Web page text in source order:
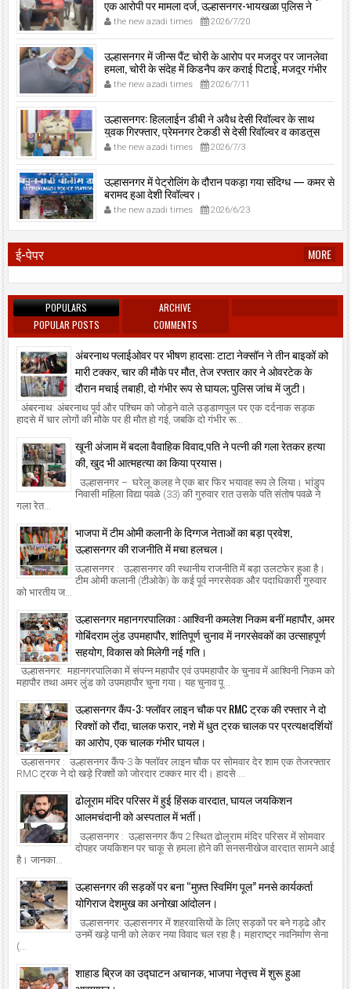
एक आरोपी पर मामला दर्ज, उल्हासनगर-भायखळा पुलिस ने
घरफोड़ियों के संबंध में एक आरोपी से महत्वपूर्ण पूछताछ के बाद
आरोपी के साथी के ठिकाने से 10,90,261 रुपये मूल्य के सोने के
आभूषण बरामद किए।
the new azadi times 2026/7/20
उल्हासनगर में जीन्स पैंट चोरी के आरोप पर मजदूर पर जानलेवा
हमला, चोरी के संदेह में किडनैप कर कराई पिटाई, मजदूर गंभीर
रूप से जख्मी।
the new azadi times 2026/7/11
उल्हासनगर: हिललाईन डीबी ने अवैध देसी रिवॉल्वर के साथ
युवक गिरफ्तार, प्रेमनगर टेकडी से देसी रिवॉल्वर व काडतूस
जप्त, इलीगल हथियार साथ पकड़ा गया युवक एक दिन की
पोलीस कोठडी में।
the new azadi times 2026/7/3
उल्हासनगर में पेट्रोलिंग के दौरान पकड़ा गया संदिग्ध — कमर से
बरामद हुआ देशी रिवॉल्वर।
the new azadi times 2026/6/23
ई-पेपर MORE
POPULARS
ARCHIVE
POPULAR POSTS
COMMENTS
अंबरनाथ फ्लाईओवर पर भीषण हादसा: टाटा नेक्सॉन ने तीन बाइकों को
मारी टक्कर, चार की मौके पर मौत, तेज रफ्तार कार ने ओवरटेक के
दौरान मचाई तबाही, दो गंभीर रूप से घायल; पुलिस जांच में जुटी।
अंबरनाथ: अंबरनाथ पूर्व और पश्चिम को जोड़ने वाले उड्डाणपुल पर एक दर्दनाक सड़क
हादसे में चार लोगों की मौके पर ही मौत हो गई, जबकि दो गंभीर रू...
खूनी अंजाम में बदला वैवाहिक विवाद,पति ने पत्नी की गला रेतकर हत्या
की, खुद भी आत्महत्या का किया प्रयास।
उल्हासनगर – घरेलू कलह ने एक बार फिर भयावह रूप ले लिया। भांडुप
निवासी महिला विद्या पवळे (33) की गुरुवार रात उसके पति संतोष पवळे ने
गला रेत...
भाजपा में टीम ओमी कलानी के दिग्गज नेताओं का बड़ा प्रवेश,
उल्हासनगर की राजनीति में मचा हलचल।
उल्हासनगर : उल्हासनगर की स्थानीय राजनीति में बड़ा उलटफेर हुआ है।
टीम ओमी कलानी (टीओके) के कई पूर्व नगरसेवक और पदाधिकारी गुरुवार
को भारतीय ज...
उल्हासनगर महानगरपालिका : आश्विनी कमलेश निकम बनीं महापौर, अमर
गोबिंदराम लुंड उपमहापौर, शांतिपूर्ण चुनाव में नगरसेवकों का उत्साहपूर्ण
सहयोग, विकास को मिलेगी नई गति।
उल्हासनगर: महानगरपालिका में संपन्न महापौर एवं उपमहापौर के चुनाव में आश्विनी निकम को
महापौर तथा अमर लुंड को उपमहापौर चुना गया। यह चुनाव पू...
उल्हासनगर कैंप-3: फ्लॉवर लाइन चौक पर RMC ट्रक की रफ्तार ने दो
रिक्शों को रौंदा, चालक फरार, नशे में धुत ट्रक चालक पर प्रत्यक्षदर्शियों
का आरोप, एक चालक गंभीर घायल।
उल्हासनगर : उल्हासनगर कैंप-3 के फ्लॉवर लाइन चौक पर सोमवार देर शाम एक तेजरफ्तार
RMC ट्रक ने दो खड़े रिक्शों को जोरदार टक्कर मार दी। हादसे ...
ढोलूराम मंदिर परिसर में हुई हिंसक वारदात, घायल जयकिशन
आलमचंदानी को अस्पताल में भर्ती।
उल्हासनगर : उल्हासनगर कैंप 2 स्थित ढोलूराम मंदिर परिसर में सोमवार
दोपहर जयकिशन पर चाकू से हमला होने की सनसनीखेज वारदात सामने आई
है। जानका...
उल्हासनगर की सड़कों पर बना “मुफ़्त स्विमिंग पूल” मनसे कार्यकर्ता
योगिराज देशमुख का अनोखा आंदोलन।
उल्हासनगर: उल्हासनगर में शहरवासियों के लिए सड़कों पर बने गड्ढे और
उनमें खड़े पानी को लेकर नया विवाद चल रहा है। महाराष्ट्र नवनिर्माण सेना
(...
शाहाड ब्रिज का उद्घाटन अचानक, भाजपा नेतृत्त्व में शुरू हुआ